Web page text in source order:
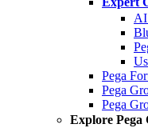
AI
Pega
Pega
Pega
Explore Pega